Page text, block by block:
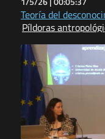
Teoría del
Píldoras